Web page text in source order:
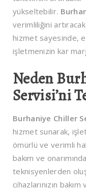
yükseltebilir.
verimliliğini
hizmet sayesinde,
işletmenizin kar
Neden
Servisi’ni
Burhaniye Chiller
hizmet sunarak,
ömürlü ve verimli
bakım ve
teknisyenlerden
cihazlarınızın